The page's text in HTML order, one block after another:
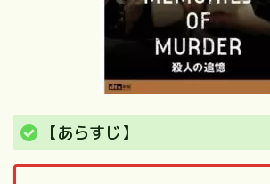
【あらすじ】